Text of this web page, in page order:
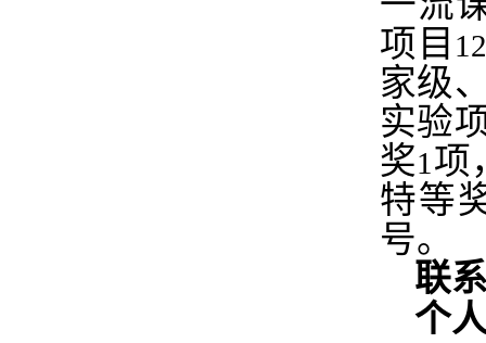
项目
家级
实验
奖1 项
特等
号。
联
个